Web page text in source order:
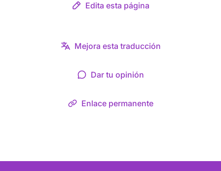
Edita esta página
Mejora esta traducción
Dar tu opinión
Enlace permanente